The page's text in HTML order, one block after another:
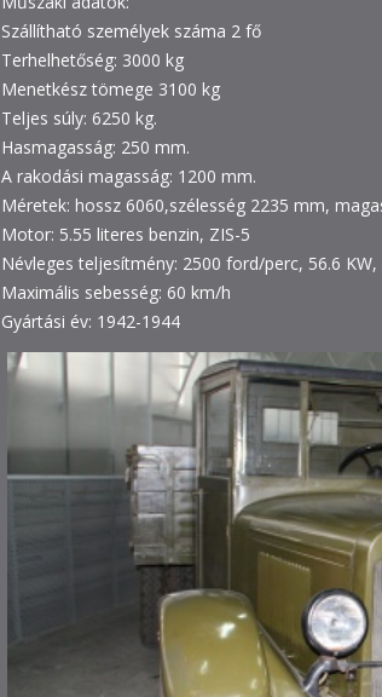
Szállítható személyek száma 2 fő
Terhelhetőség: 3000 kg
Menetkész tömege 3100 kg
Teljes súly: 6250 kg.
Hasmagasság: 250 mm.
A rakodási magasság: 1200 mm.
Méretek: hossz 6060,szélesség 2235 mm,
Motor: 5.55 literes benzin, ZIS-5
Névleges teljesítmény: 2500 ford/perc, 56.6 KW,
Maximális sebesség: 60 km/h
Gyártási év: 1942-1944